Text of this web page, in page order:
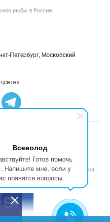
Всеволод
Готов помочь
Напишите мне, если у
появятся вопросы.
рыбы в России.
Петербург, Московский
данных
12+ Все права защищены.
на данном сайте, допускается
на сайтfishretail.ru